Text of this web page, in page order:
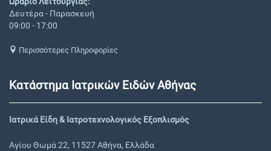
Δευτέρα - Παρασκευή
09:00 - 17:00
Περισσότερες Πληροφορίες
Κατάστημα Ιατρικών Ειδών Αθήνας
Ιατρικά Είδη & Ιατροτεχνολογικός Εξοπλισμός
Αγίου Θωμά 22, 11527 Αθήνα, Ελλάδα